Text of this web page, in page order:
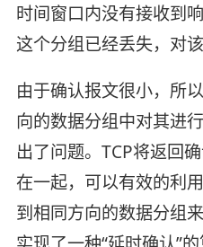
时间窗口内没有接收到
这个分组已经丢失，对
由于确认报文很小，所
向的数据分组中对其进
出了问题。TCP将返回
在一起，可以有效的利
到相同方向的数据分组